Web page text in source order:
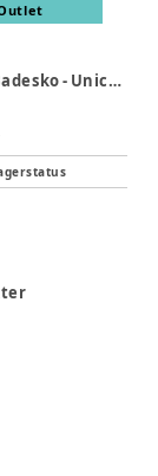
Filibabba Badesko - Unicorn Shores